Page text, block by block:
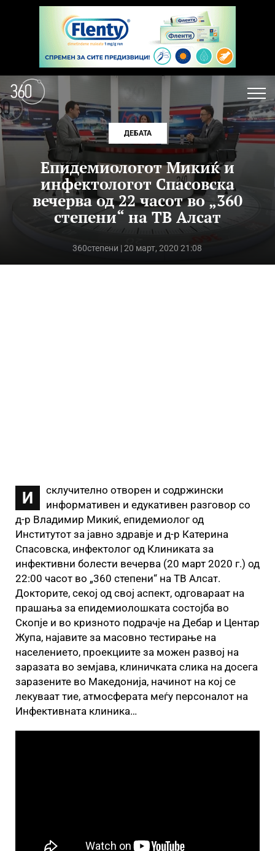
ДЕБАТА
Епидемиологот Микиќ и
инфектологот Спасовска
вечерва од 22 часот во „360
степени“ на ТВ Алсат
360степени | 20 март, 2020 21:08
И
склучително отворен и содржински
информативен и едукативен разговор со
д-р Владимир Микиќ, епидемиолог од
Институтот за јавно здравје и д-р Катерина
Спасовска, инфектолог од Клиниката за
инфективни болести вечерва (20 март 2020 г.) од
22:00 часот во „360 степени“ на ТВ Алсат.
Докторите, секој од свој аспект, одговараат на
прашања за епидемиолошката состојба во
Скопје и во кризното подрачје на Дебар и Центар
Жупа, најавите за масовно тестирање на
населението, проекциите за можен развој на
заразата во земјава, клиничката слика на досега
заразените во Македонија, начинот на кој се
лекуваат тие, атмосферата меѓу персоналот на
Инфективната клиника…